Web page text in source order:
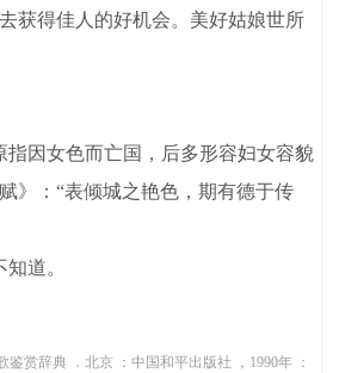
获得佳人的好机会。美好姑娘世所
指因女色而亡国，后多形容妇女容貌
》：“表倾城之艳色，期有德于传
道。
鉴赏辞典 ．北京 ：中国和平出版社 ，1990年 ：